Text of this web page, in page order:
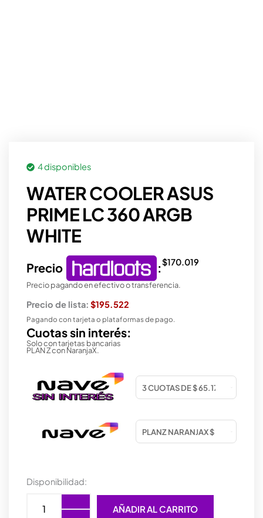
4 disponibles
WATER COOLER ASUS
PRIME LC 360 ARGB
WHITE
Precio :$170.019
Precio pagando en efectivo o transferencia.
Precio de lista: $195.522
Pagando con tarjeta o plataformas de pago.
Cuotas sin interés:
Solo con tarjetas bancarias
PLAN Z con NaranjaX.
Disponibilidad:
WATER
ASUS
PRIME
AÑADIR AL CARRITO